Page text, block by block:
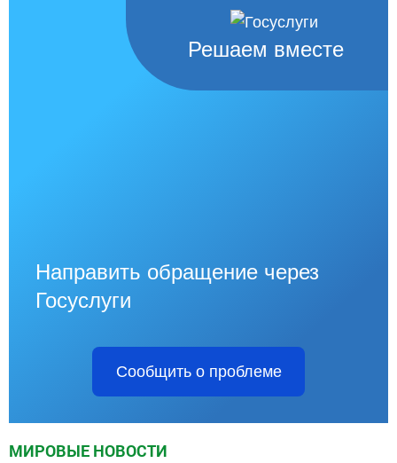
Решаем вместе
Направить обращение через
Госуслуги
Сообщить о проблеме
МИРОВЫЕ НОВОСТИ